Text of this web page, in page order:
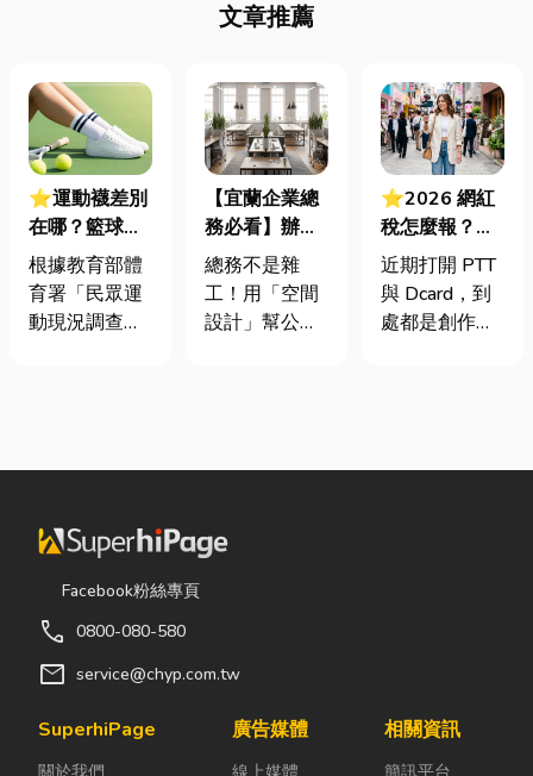
文章推薦
⭐運動襪差別
在哪？籃球、
慢跑、排球襪
挑選全攻略，
穿對了運動不
根據教育部體
育署「民眾運
動現況調查」
與各類球類運
擇。許多人在
配備上毫不惜
重金，購買
頂級籃球鞋或
專業路跑鞋，
抓一雙幾十元
【宜蘭企業總
務必看】辦公
室如何打造高
效能職場？從
辦公桌椅、系
總務不是雜
工！用「空間
設計」幫公司
公室時，常覺
什麼補什麼」
換來員工抱怨
辦公室空間設
⭐2026 網紅
稅怎麼報？一
篇看懂課稅門
檻、追溯年限
與合法節稅，
近期打開 PTT
與 Dcard，到
處都是創作者
紅稅」不是一
（如
Facebook粉絲專頁
call 0800-080-580
mail service@chyp.com.tw
SuperhiPage
關於我們
廣告媒體
線上媒體
相關資訊
簡訊平台